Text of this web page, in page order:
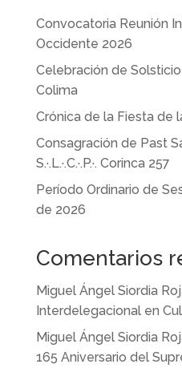
Convocatoria Reunión
Occidente 2026
Celebración de
Colima
Crónica de la Fiesta de
Consagración de Past
S.·.L.·.C.·.P.·. Corinca 257
Período Ordinario de
de 2026
Comentarios
Miguel Ángel Siordia
Interdelegacional en
Miguel Ángel Siordia
165 Aniversario del